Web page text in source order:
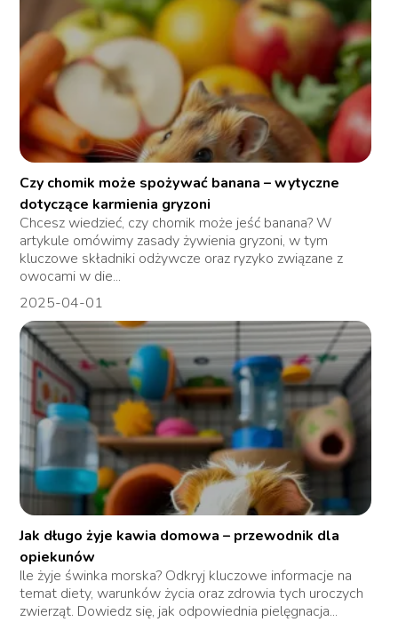
Czy chomik może spożywać banana – wytyczne
dotyczące karmienia gryzoni
Chcesz wiedzieć, czy chomik może jeść banana? W
artykule omówimy zasady żywienia gryzoni, w tym
kluczowe składniki odżywcze oraz ryzyko związane z
owocami w die...
2025-04-01
Jak długo żyje kawia domowa – przewodnik dla
opiekunów
Ile żyje świnka morska? Odkryj kluczowe informacje na
temat diety, warunków życia oraz zdrowia tych uroczych
zwierząt. Dowiedz się, jak odpowiednia pielęgnacja...